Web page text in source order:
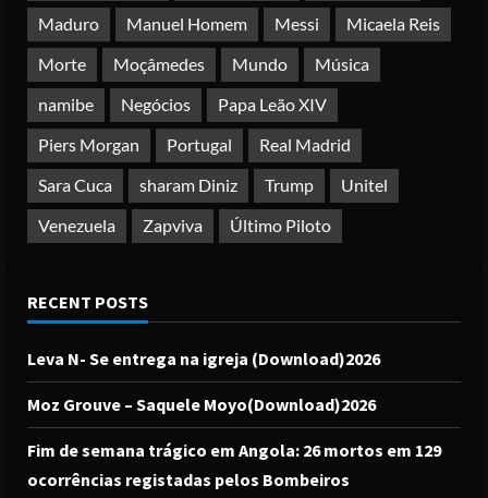
Maduro
Manuel Homem Messi
Micaela Reis
Morte
Moçâmedes Mundo
Música
namibe
Negócios
Papa Leão XIV
Piers Morgan
Portugal
Real Madrid
Sara Cuca
sharam Diniz Trump
Unitel
Venezuela
Zapviva Último Piloto
RECENT POSTS
Leva N- Se entrega na igreja (Download)2026
Moz Grouve – Saquele Moyo(Download)2026
Fim de semana trágico em Angola: 26 mortos em 129
ocorrências registadas pelos Bombeiros